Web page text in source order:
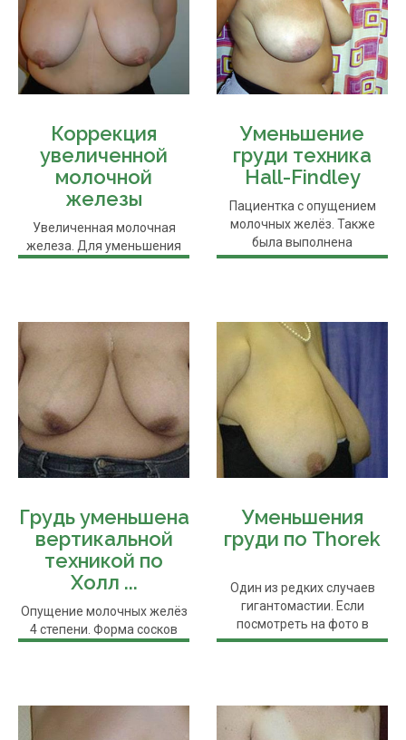
Коррекция
увеличенной
молочной
железы
Увеличенная молочная
железа. Для уменьшения
Уменьшение
груди техника
Hall-Findley
Пациентка с опущением
молочных желёз. Также
была выполнена
редукционная ...
Грудь уменьшена
вертикальной
техникой по
Холл ...
Опущение молочных желёз
4 степени. Форма сосков
Уменьшения
груди по Thorek
Один из редких случаев
гигантомастии. Если
посмотреть на фото в
пропорциях к телу,...